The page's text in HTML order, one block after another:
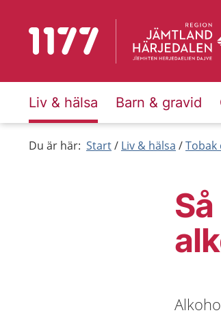
Till startsidan för 1177
Liv & hälsa Barn & gravid
Du är här: Start Liv & hälsa Tobak